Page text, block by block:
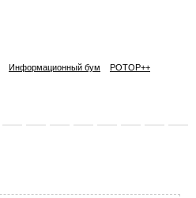
Информационный бум РОТОР++